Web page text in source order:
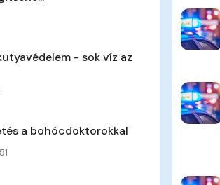
- sok víz az
a bohócdoktorokkal